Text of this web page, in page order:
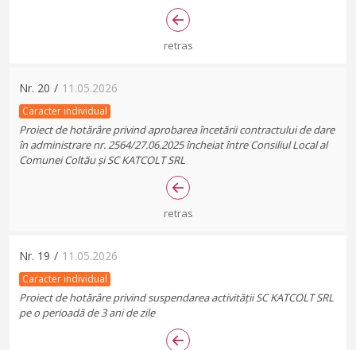
retras
Nr. 20 / 11.05.2026
Caracter individual
Proiect de hotărâre privind aprobarea încetării contractului de dare
în administrare nr. 2564/27.06.2025 încheiat între Consiliul Local al
Comunei Coltău și SC KATCOLT SRL
retras
Nr. 19 / 11.05.2026
Caracter individual
Proiect de hotărâre privind suspendarea activității SC KATCOLT SRL
pe o perioadă de 3 ani de zile